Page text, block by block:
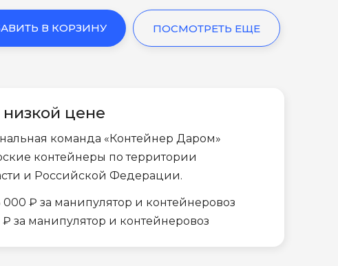
В КОРЗИНУ ПОСМОТРЕТЬ ЕЩЕ
цене
команда «Контейнер Даром»
контейнеры по территории
и Российской Федерации.
₽ за манипулятор и контейнеровоз
за манипулятор и контейнеровоз